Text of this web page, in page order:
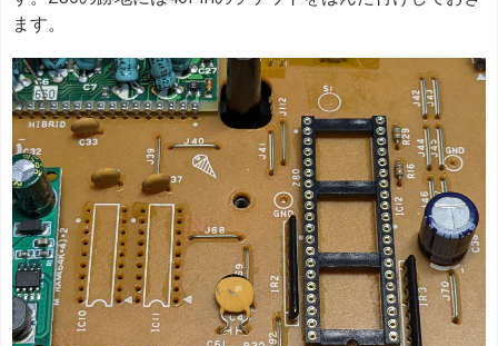
ます。